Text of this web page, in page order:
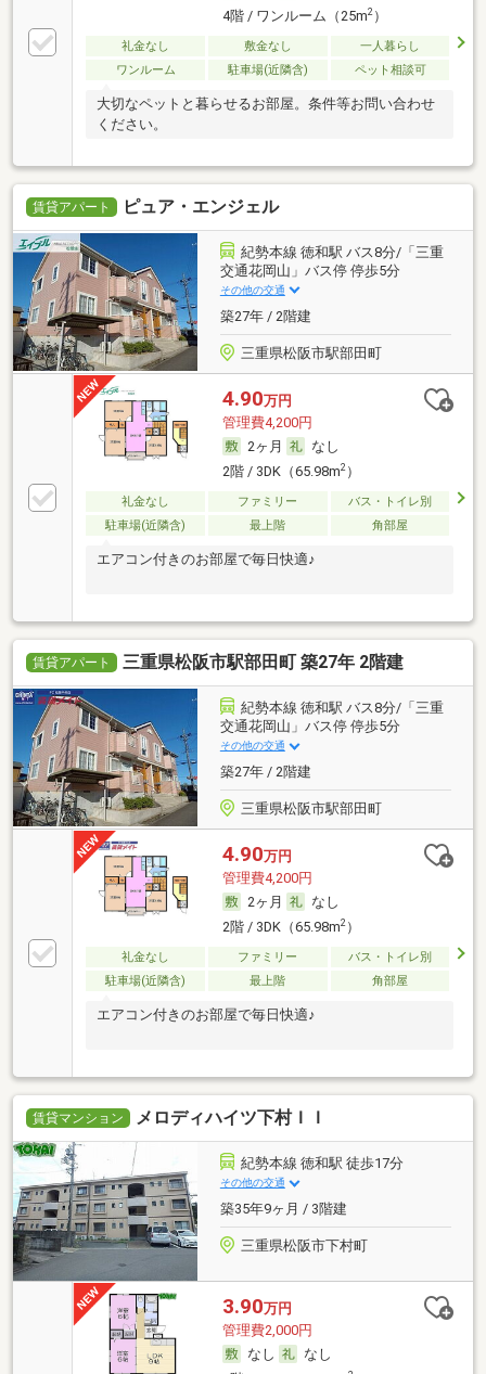
4階 / ワンルーム（25m2）
礼金なし 敷金なし
一人暮らし
ワンルーム
駐車場(近隣含) ペット相談可
大切なペットと暮らせるお部屋。条件等お問い合わせ
ください。
賃貸アパート ピュア・エンジェル
紀勢本線 徳和駅 バス8分/「三重
交通花岡山」バス停 停歩5分
その他の交通
築27年 / 2階建
三重県松阪市駅部田町
4.90万円
管理費4,200円
2ヶ月
なし
2階 / 3DK（65.98m2）
礼金なし ファミリー
バス・トイレ別
駐車場(近隣含)
最上階 角部屋
エアコン付きのお部屋で毎日快適♪
賃貸アパート 三重県松阪市駅部田町 築27年 2階建
紀勢本線 徳和駅 バス8分/「三重
交通花岡山」バス停 停歩5分
その他の交通
築27年 / 2階建
三重県松阪市駅部田町
4.90万円
管理費4,200円
2ヶ月
なし
2階 / 3DK（65.98m2）
礼金なし ファミリー
バス・トイレ別
駐車場(近隣含)
最上階 角部屋
エアコン付きのお部屋で毎日快適♪
賃貸マンション メロディハイツ下村ＩＩ
紀勢本線 徳和駅 徒歩17分
その他の交通
築35年9ヶ月 / 3階建
三重県松阪市下村町
3.90万円
管理費2,000円
なし
なし